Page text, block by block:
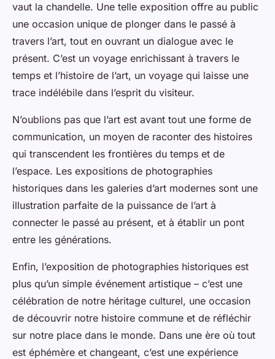
vaut la chandelle. Une telle exposition offre au public
une occasion unique de plonger dans le passé à
travers l’art, tout en ouvrant un dialogue avec le
présent. C’est un voyage enrichissant à travers le
temps et l’histoire de l’art, un voyage qui laisse une
trace indélébile dans l’esprit du visiteur.
N’oublions pas que l’art est avant tout une forme de
communication, un moyen de raconter des histoires
qui transcendent les frontières du temps et de
l’espace. Les expositions de photographies
historiques dans les galeries d’art modernes sont une
illustration parfaite de la puissance de l’art à
connecter le passé au présent, et à établir un pont
entre les générations.
Enfin, l’exposition de photographies historiques est
plus qu’un simple événement artistique – c’est une
célébration de notre héritage culturel, une occasion
de découvrir notre histoire commune et de réfléchir
sur notre place dans le monde. Dans une ère où tout
est éphémère et changeant, c’est une expérience